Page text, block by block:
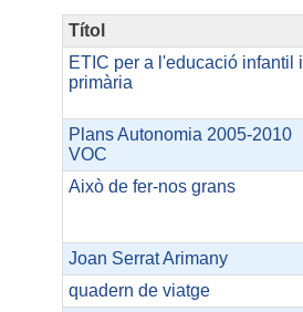
Títol
ETIC per a l'educació infantil i
primària
Plans Autonomia 2005-2010
VOC
Això de fer-nos grans
Joan Serrat Arimany
quadern de viatge